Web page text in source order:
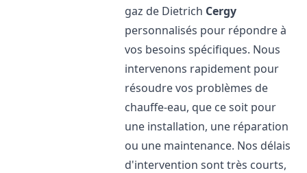
gaz de Dietrich Cergy
personnalisés pour répondre à
vos besoins spécifiques. Nous
intervenons rapidement pour
résoudre vos problèmes de
chauffe-eau, que ce soit pour
une installation, une réparation
ou une maintenance. Nos délais
d'intervention sont très courts,